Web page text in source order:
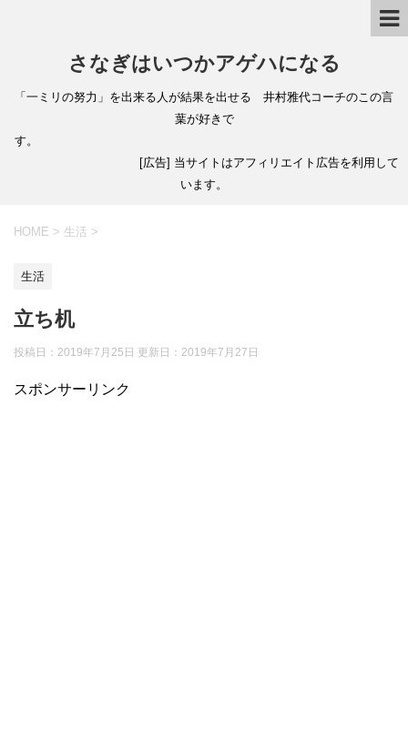
さなぎはいつかアゲハになる
「一ミリの努力」を出来る人が結果を出せる 井村雅代コーチのこの言
葉が好きで
す。
[広告] 当サイトはアフィリエイト広告を利用して
います。
HOME > 生活 >
生活
立ち机
投稿日：2019年7月25日 更新日： 2019年7月27日
スポンサーリンク